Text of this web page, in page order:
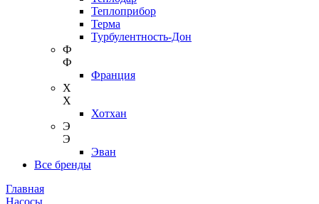
Теплоприбор
Терма
Турбулентность-Дон
Ф
Ф
Франция
Х
Х
Хотхан
Э
Э
Эван
Все бренды
Главная
Насосы